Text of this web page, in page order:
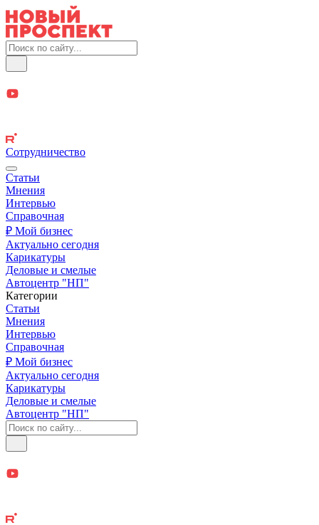
Сотрудничество
Статьи
Мнения
Интервью
Справочная
₽ Мой бизнес
Актуально сегодня
Карикатуры
Деловые и смелые
Автоцентр "НП"
Категории
Статьи
Мнения
Интервью
Справочная
₽ Мой бизнес
Актуально сегодня
Карикатуры
Деловые и смелые
Автоцентр "НП"